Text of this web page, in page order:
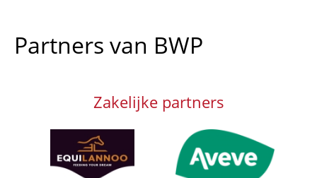
Partners van BWP
Zakelijke partners
Afbeelding Afbeelding